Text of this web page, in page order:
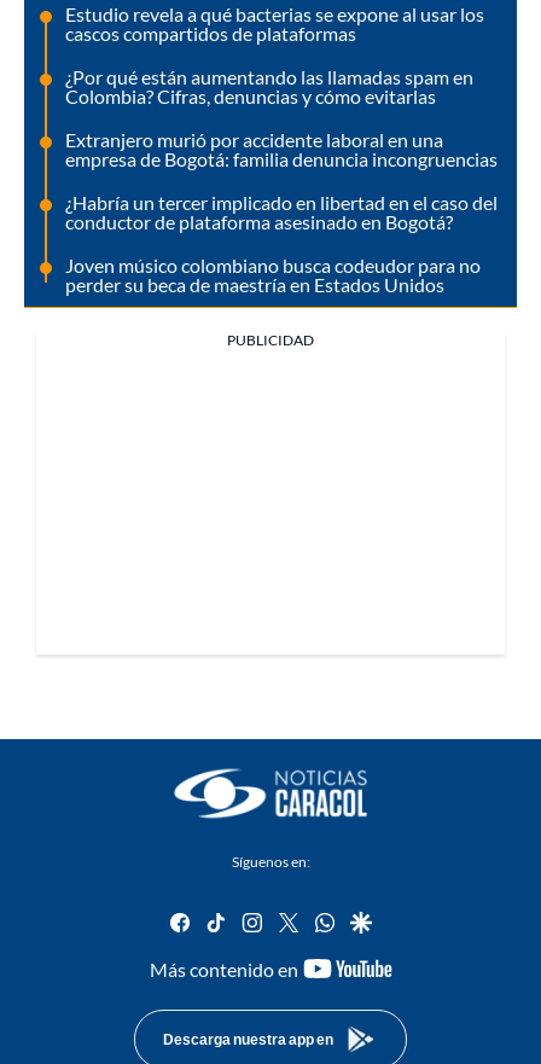
Estudio revela a qué bacterias se expone al usar los
cascos compartidos de plataformas
¿Por qué están aumentando las llamadas spam en
Colombia? Cifras, denuncias y cómo evitarlas
Extranjero murió por accidente laboral en una
empresa de Bogotá: familia denuncia incongruencias
¿Habría un tercer implicado en libertad en el caso del
conductor de plataforma asesinado en Bogotá?
Joven músico colombiano busca codeudor para no
perder su beca de maestría en Estados Unidos
PUBLICIDAD
Síguenos en:
facebook
tiktok instagram
twitterwhatsapp
google
Más contenido en
youtube-
Descarga nuestra app en